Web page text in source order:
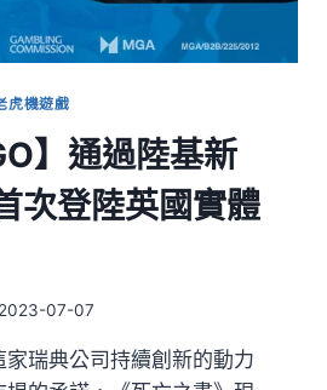
虎機遊戲
】通過陸基新
次登陸英國實體
2023-07-07
家瑞典公司持續創新的動力